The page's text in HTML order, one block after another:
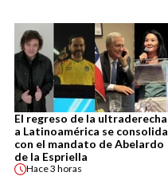
El regreso de la ultraderecha
a Latinoamérica se consolida
con el mandato de Abelardo
de la Espriella
Hace3 horas